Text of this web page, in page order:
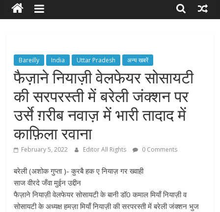
RIGHTS
Bearer
your
Rights
Bareilly India Uttar Pradesh अन्य खबरें
फैज़ाने नियाज़ी वेलफेयर सोसायटी
की सरपरस्ती में बरेली जंक्शन पर
उर्से ग़रीब नवाज़ में भारी तादाद में
काफ़िला रवाना
February 5, 2022 Editor All Rights 0 Comments
बरेली (अशोक गुप्ता )- कुरबै हक ए नियाज़ गर ख्वाही
साज वीरदे जँवा मुईन उद्दीन
फैज़ाने नियाज़ी वेलफेयर सोसायटी के बानी डॉ0 कमाल मियाँ नियाज़ी व
सोसायटी के अध्यक्ष हमज़ा मियाँ नियाज़ी की सरपरस्ती में बरेली जंक्शन भुज